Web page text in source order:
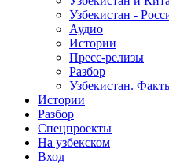
Узбекистан -
Аудио
Истории
Пресс-релизы
Разбор
Узбекистан.
Истории
Разбор
Спецпроекты
На узбекском
Вход